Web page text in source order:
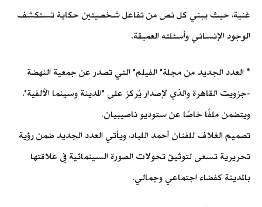
غنية، حيث يبني كل نص من تفاعل شخصيتين حكاية تستكشف
الوجود الإنساني وأسئلته العميقة.
* العدد الجديد من مجلة" الفيلم" التي تصدر عن جمعية النهضة
-جزويت القاهرة والذي لإصدار يُركز على "المدينة وسينما الألفية"،
ويتضمن ملفًا خاصًا عن ستوديو ناصيبيان.
تصميم الغلاف للفنان أحمد اللباد، ويأتي العدد الجديد ضمن رؤية
تحريرية تسعى لتوثيق تحولات الصورة السينمائية في علاقتها
بالمدينة كفضاء اجتماعي وجمالي.